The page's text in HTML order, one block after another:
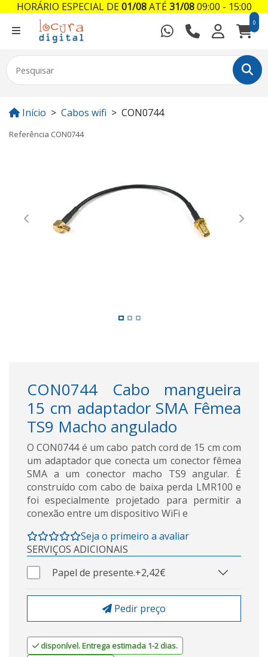
0
Início Cabos wifi CON0744
Referência CON0744
Previous Next
CON0744 Cabo mangueira
15 cm adaptador SMA Fêmea
TS9 Macho angulado
O CON0744 é um cabo patch cord de 15 cm com
um adaptador que conecta um conector fêmea
SMA a um conector macho TS9 angular. É
construído com cabo de baixa perda LMR100 e
foi especialmente projetado para permitir a
conexão entre um dispositivo WiFi e
Seja o primeiro a avaliar
SERVIÇOS ADICIONAIS
Papel de presente.+2,42€
Pedir preço
disponível. Entrega estimada 1-2 dias.
HORÁRIO ESPECIAL DE01/08ATÉ31/0809:00 - 15:00